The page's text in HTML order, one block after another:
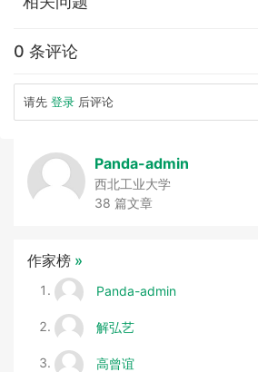
0 条评论
请先 登录 后评论
Panda-admin
西北工业大学
38 篇文章
作家榜 »
Panda-admin
解弘艺
高曾谊